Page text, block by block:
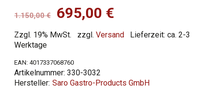
1.150,00€
Ursprünglicher
Preis
war:
1.150,00 €
695,00 €
Preis
ist:
Zzgl. 19% MwSt. zzgl.Versand
Lieferzeit: ca. 2-3
Werktage
EAN:4017337068760
Artikelnummer:330-3032
Saro Gastro-Products GmbH